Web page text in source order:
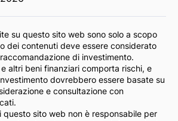
su questo sito web sono solo a scopo
dei contenuti deve essere considerato
di investimento.
altri beni finanziari comporta rischi, e
dovrebbero essere basate su
e consultazione con
questo sito web non è responsabile per